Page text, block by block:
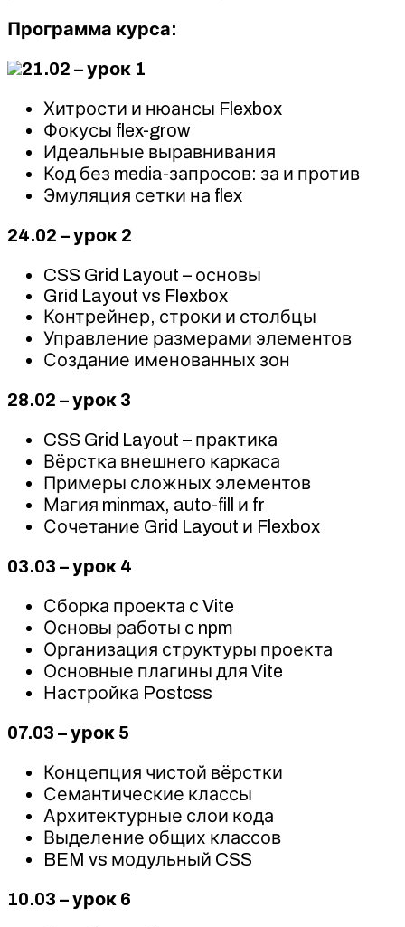
Программа курса:
21.02 – урок 1
Хитрости и нюансы Flexbox
Фокусы flex-grow
Идеальные выравнивания
Код без media-запросов: за и против
Эмуляция сетки на flex
24.02 – урок 2
CSS Grid Layout – основы
Grid Layout vs Flexbox
Контрейнер, строки и столбцы
Управление размерами элементов
Создание именованных зон
28.02 – урок 3
CSS Grid Layout – практика
Вёрстка внешнего каркаса
Примеры сложных элементов
Магия minmax, auto-fill и fr
Сочетание Grid Layout и Flexbox
03.03 – урок 4
Сборка проекта с Vite
Основы работы с npm
Организация структуры проекта
Основные плагины для Vite
Настройка Postcss
07.03 – урок 5
Концепция чистой вёрстки
Семантические классы
Архитектурные слои кода
Выделение общих классов
BEM vs модульный CSS
10.03 – урок 6